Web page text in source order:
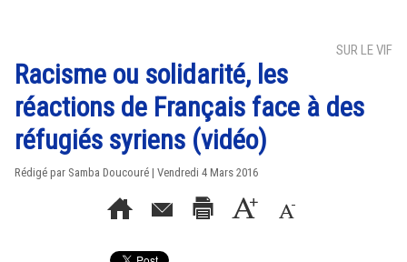
SUR LE VIF
Racisme ou solidarité, les
réactions de Français face à des
réfugiés syriens (vidéo)
Rédigé par Samba Doucouré | Vendredi 4 Mars 2016